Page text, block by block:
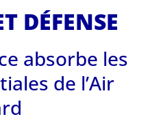
DÉFENSE
absorbe les
de l’Air